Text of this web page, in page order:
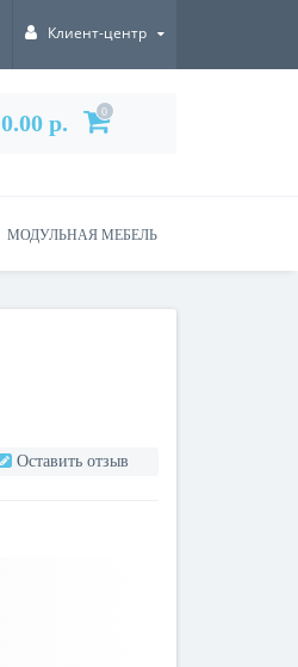
Клиент-центр
0.00 р. 0
МОДУЛЬНАЯ МЕБЕЛЬ
Оставить отзыв